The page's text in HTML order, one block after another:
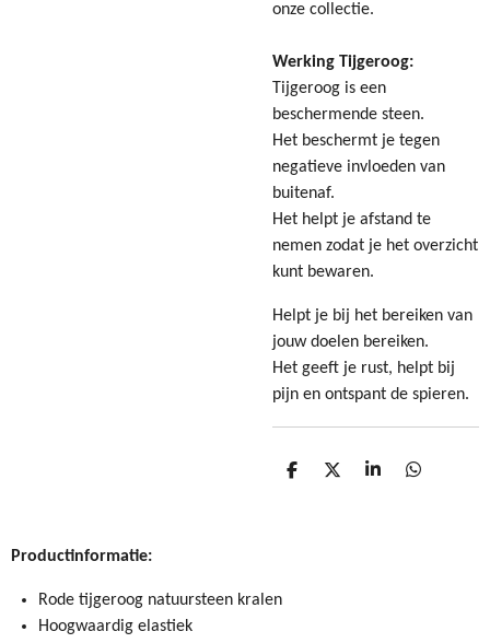
onze collectie.
Werking Tijgeroog:
Tijgeroog is een
beschermende steen.
Het beschermt je tegen
negatieve invloeden van
buitenaf.
Het helpt je afstand te
nemen zodat je het overzicht
kunt bewaren.
Helpt je bij het bereiken van
jouw doelen bereiken.
Het geeft je rust, helpt bij
pijn en ontspant de spieren.
D
D
S
D
Productinformatie:
Rode tijgeroog natuursteen kralen
Hoogwaardig elastiek